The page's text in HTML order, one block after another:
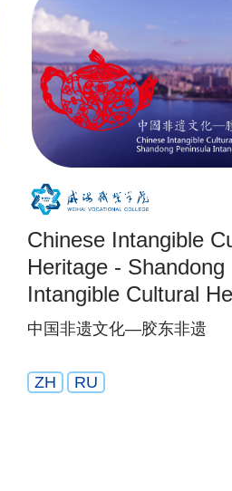
Chinese Intangible
Heritage - Shandong
Intangible Cultural
中国非遗文化—胶东非遗
ZH RU